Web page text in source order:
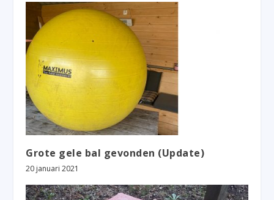
Grote gele bal gevonden (Update)
20 januari 2021